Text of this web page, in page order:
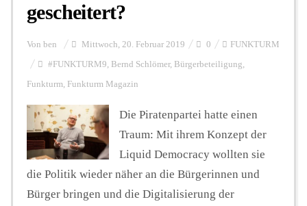
Hintergrund
FUNKTURM-Beiträge
Podcast
Seminare
gescheitert?
Von ben Mittwoch, 20. Februar 2019 0 FUNKTURM
#FUNKTURM9, Bernd Schlömer, Bürgerbeteiligung,
Funkturm, Funkturm Magazin
Die Piratenpartei hatte einen
Traum: Mit ihrem Konzept der
Liquid Democracy wollten sie
die Politik wieder näher an die Bürgerinnen und
Bürger bringen und die Digitalisierung der